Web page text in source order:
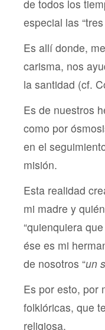
de todos los
especial las
Es allí donde,
carisma, nos
la santidad (cf.
Es de nuestros
como por
en el
misión.
Esta realidad
mi madre y
“quienquiera
ése es mi
de nosotros “un
Es por esto, por
folklóricas, que
religiosa.